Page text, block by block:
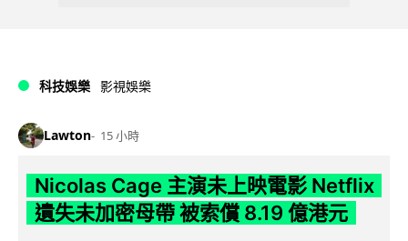
科技娛樂 影視娛樂
Lawton 15 小時
Nicolas Cage 主演未上映電影 Netflix
遺失未加密母帶 被索償 8.19 億港元